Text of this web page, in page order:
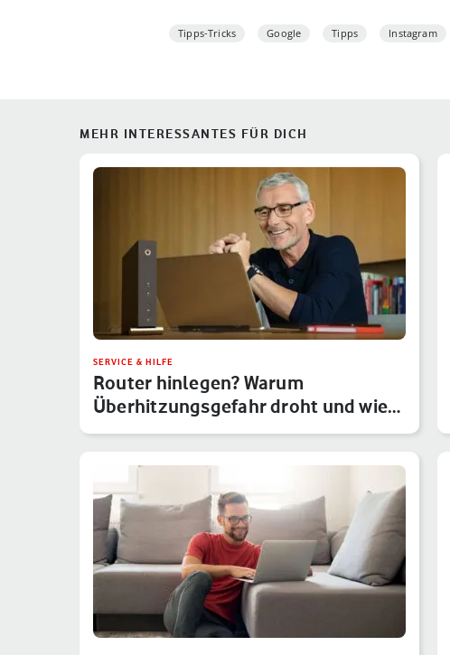
Tipps-Tricks Google Tipps Instagram
MEHR INTERESSANTES FÜR DICH
SERVICE & HILFE
Router hinlegen? Warum
Überhitzungsgefahr droht und wie
Du das um…